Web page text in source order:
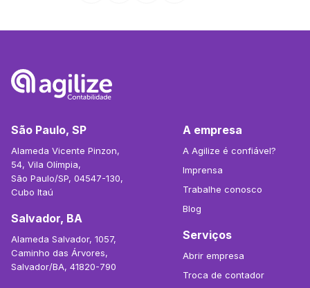
São Paulo, SP
Alameda Vicente Pinzon,
54, Vila Olímpia,
São Paulo/SP, 04547-130,
Cubo Itaú
Salvador, BA
Alameda Salvador, 1057,
Caminho das Árvores,
Salvador/BA, 41820-790
A empresa
A Agilize é confiável?
Imprensa
Trabalhe conosco
Blog
Serviços
Abrir empresa
Troca de contador